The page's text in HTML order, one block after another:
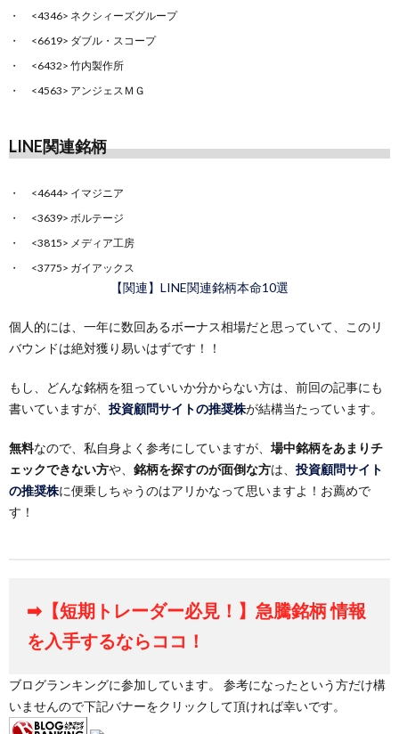
<4346> ネクシィーズグループ
<6619> ダブル・スコープ
<6432> 竹内製作所
<4563> アンジェスＭＧ
LINE関連銘柄
<4644> イマジニア
<3639> ボルテージ
<3815> メディア工房
<3775> ガイアックス
【関連】LINE関連銘柄本命10選
個人的には、一年に数回あるボーナス相場だと思っていて、このリ
バウンドは絶対獲り易いはずです！！
もし、どんな銘柄を狙っていいか分からない方は、前回の記事にも
書いていますが、 投資顧問サイトの推奨株が結構当たっています。
無料なので、私自身よく参考にしていますが、 場中銘柄をあまりチ
ェックできない方や、 銘柄を探すのが面倒な方は、 投資顧問サイト
の推奨株に便乗しちゃうのはアリかなって思いますよ！お薦めで
す！
➡【短期トレーダー必見！】急騰銘柄 情報
を入手するならココ！
ブログランキングに参加しています。 参考になったという方だけ構
いませんので下記バナーをクリックして頂ければ幸いです。